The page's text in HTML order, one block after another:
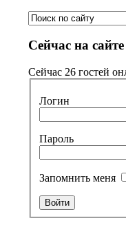
Сейчас на сайте
Сейчас 26 гостей
Логин
Пароль
Запомнить меня